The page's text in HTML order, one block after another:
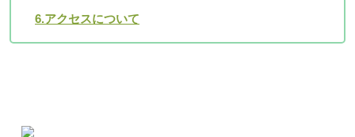
6.アクセスについて